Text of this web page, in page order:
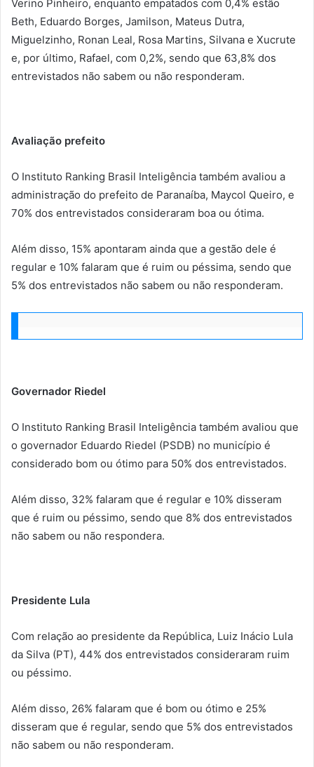
Verino Pinheiro, enquanto empatados com 0,4% estão
Beth, Eduardo Borges, Jamilson, Mateus Dutra,
Miguelzinho, Ronan Leal, Rosa Martins, Silvana e Xucrute
e, por último, Rafael, com 0,2%, sendo que 63,8% dos
entrevistados não sabem ou não responderam.
Avaliação prefeito
O Instituto Ranking Brasil Inteligência também avaliou a
administração do prefeito de Paranaíba, Maycol Queiro, e
70% dos entrevistados consideraram boa ou ótima.
Além disso, 15% apontaram ainda que a gestão dele é
regular e 10% falaram que é ruim ou péssima, sendo que
5% dos entrevistados não sabem ou não responderam.
Governador Riedel
O Instituto Ranking Brasil Inteligência também avaliou que
o governador Eduardo Riedel (PSDB) no município é
considerado bom ou ótimo para 50% dos entrevistados.
Além disso, 32% falaram que é regular e 10% disseram
que é ruim ou péssimo, sendo que 8% dos entrevistados
não sabem ou não respondera.
Presidente Lula
Com relação ao presidente da República, Luiz Inácio Lula
da Silva (PT), 44% dos entrevistados consideraram ruim
ou péssimo.
Além disso, 26% falaram que é bom ou ótimo e 25%
disseram que é regular, sendo que 5% dos entrevistados
não sabem ou não responderam.